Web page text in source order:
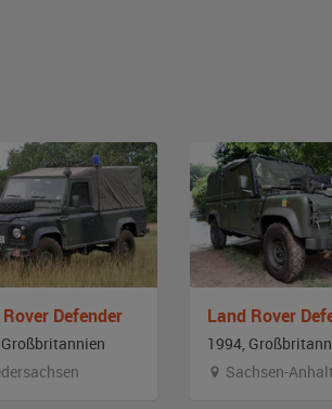
Defender
1994,
Sachsen-Anhalt